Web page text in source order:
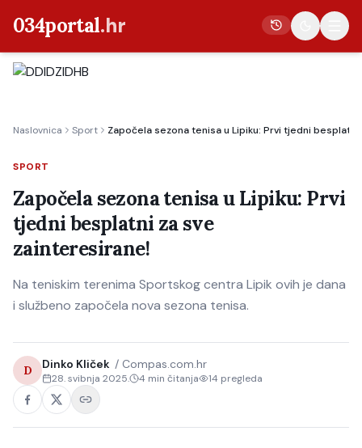
034portal.hr
Crna kronika
Poljoprivreda
Politika
Gospodarstvo
Život
Kultura
Sport
Naslovnica Sport Započela sezona tenisa u Lipiku: Prvi tjedni
SPORT
Započela sezona tenisa u Lipiku: Prvi
tjedni besplatni za sve
zainteresirane!
Na teniskim terenima Sportskog centra Lipik ovih je dana
i službeno započela nova sezona tenisa.
D Dinko Kliček / Compas.com.hr
28. svibnja 2025. 4 min čitanja 14 pregleda